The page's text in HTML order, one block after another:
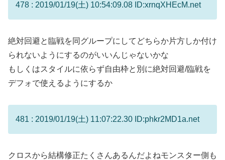
478 : 2019/01/19(土) 10:54:09.08 ID:xrnqXHEcM.net
絶対回避と臨戦を同グループにしてどちらか片方しか付け
られないようにするのがいいんじゃないかな
もしくはスタイルに依らず自由枠と別に絶対回避/臨戦を
デフォで使えるようにするか
481 : 2019/01/19(土) 11:07:22.30 ID:phkr2MD1a.net
クロスから結構修正たくさんあるんだよねモンスター側も